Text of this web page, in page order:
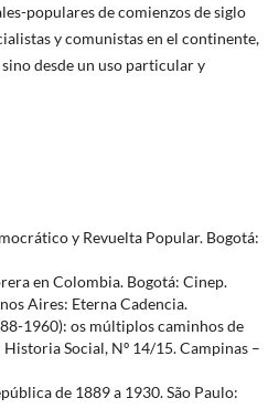
populares de comienzos de siglo
y comunistas en el continente,
desde un uso particular y
y Revuelta Popular. Bogotá:
en Colombia. Bogotá: Cinep.
Aires: Eterna Cadencia.
1960): os múltiplos caminhos de
Social, Nº 14/15. Campinas –
de 1889 a 1930. São Paulo: